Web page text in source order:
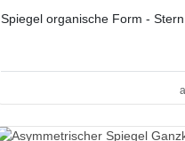
Spiegel organische Form -